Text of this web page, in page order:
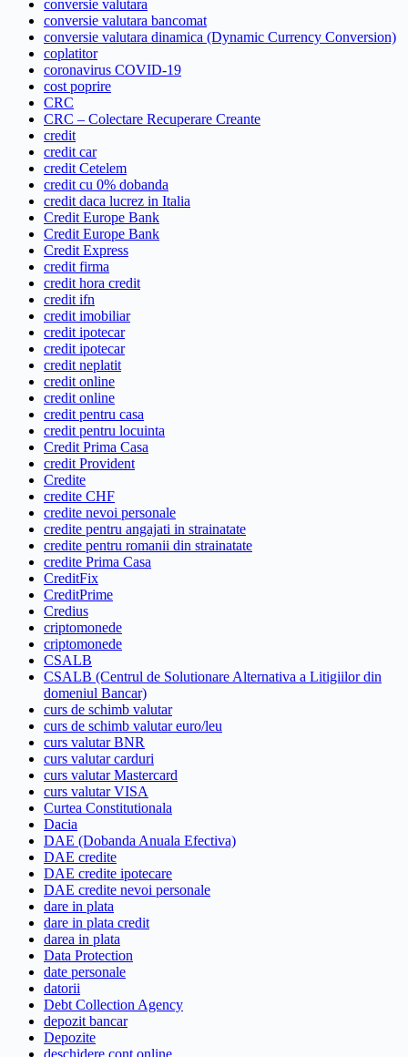
conversie valutara
conversie valutara bancomat
conversie valutara dinamica (Dynamic Currency Conversion)
coplatitor
coronavirus COVID-19
cost poprire
CRC
CRC – Colectare Recuperare Creante
credit
credit car
credit Cetelem
credit cu 0% dobanda
credit daca lucrez in Italia
Credit Europe Bank
Credit Europe Bank
Credit Express
credit firma
credit hora credit
credit ifn
credit imobiliar
credit ipotecar
credit ipotecar
credit neplatit
credit online
credit online
credit pentru casa
credit pentru locuinta
Credit Prima Casa
credit Provident
Credite
credite CHF
credite nevoi personale
credite pentru angajati in strainatate
credite pentru romanii din strainatate
credite Prima Casa
CreditFix
CreditPrime
Credius
criptomonede
criptomonede
CSALB
CSALB (Centrul de Solutionare Alternativa a Litigiilor din
domeniul Bancar)
curs de schimb valutar
curs de schimb valutar euro/leu
curs valutar BNR
curs valutar carduri
curs valutar Mastercard
curs valutar VISA
Curtea Constitutionala
Dacia
DAE (Dobanda Anuala Efectiva)
DAE credite
DAE credite ipotecare
DAE credite nevoi personale
dare in plata
dare in plata credit
darea in plata
Data Protection
date personale
datorii
Debt Collection Agency
depozit bancar
Depozite